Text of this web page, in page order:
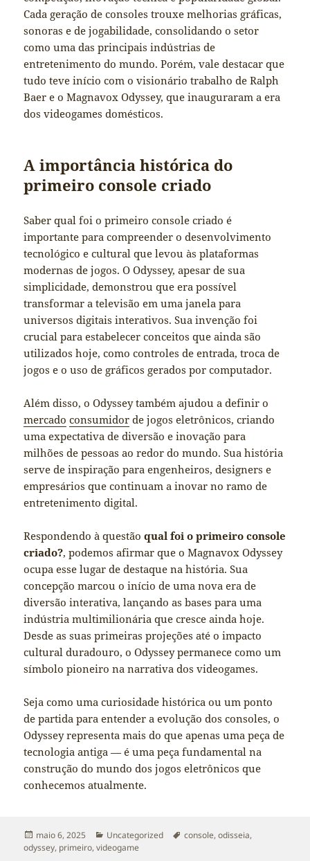
Cada geração de consoles trouxe melhorias gráficas,
sonoras e de jogabilidade, consolidando o setor
como uma das principais indústrias de
entretenimento do mundo. Porém, vale destacar que
tudo teve início com o visionário trabalho de Ralph
Baer e o Magnavox Odyssey, que inauguraram a era
dos videogames domésticos.
A importância histórica do
primeiro console criado
Saber qual foi o primeiro console criado é
importante para compreender o desenvolvimento
tecnológico e cultural que levou às plataformas
modernas de jogos. O Odyssey, apesar de sua
simplicidade, demonstrou que era possível
transformar a televisão em uma janela para
universos digitais interativos. Sua invenção foi
crucial para estabelecer conceitos que ainda são
utilizados hoje, como controles de entrada, troca de
jogos e o uso de gráficos gerados por computador.
Além disso, o Odyssey também ajudou a definir o
mercado consumidor de jogos eletrônicos, criando
uma expectativa de diversão e inovação para
milhões de pessoas ao redor do mundo. Sua história
serve de inspiração para engenheiros, designers e
empresários que continuam a inovar no ramo de
entretenimento digital.
Respondendo à questãoqual foi o primeiro console
criado?, podemos afirmar que o Magnavox Odyssey
ocupa esse lugar de destaque na história. Sua
concepção marcou o início de uma nova era de
diversão interativa, lançando as bases para uma
indústria multimilionária que cresce ainda hoje.
Desde as suas primeiras projeções até o impacto
cultural duradouro, o Odyssey permanece como um
símbolo pioneiro na narrativa dos videogames.
Seja como uma curiosidade histórica ou um ponto
de partida para entender a evolução dos consoles, o
Odyssey representa mais do que apenas uma peça de
tecnologia antiga — é uma peça fundamental na
construção do mundo dos jogos eletrônicos que
conhecemos atualmente.
Publicado
em
maio 6, 2025 Categorias
Uncategorized Tags
console,odisseia,
odyssey, primeiro,videogame